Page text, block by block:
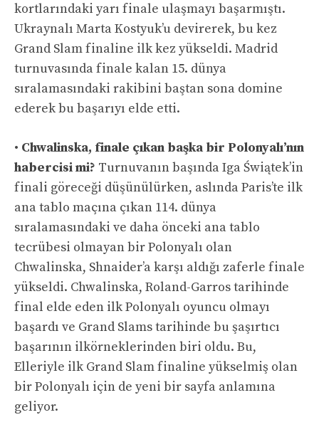
kortlarındaki yarı finale ulaşmayı başarmıştı.
Ukraynalı Marta Kostyuk’u devirerek, bu kez
Grand Slam finaline ilk kez yükseldi. Madrid
turnuvasında finale kalan 15. dünya
sıralamasındaki rakibini baştan sona domine
ederek bu başarıyı elde etti.
• Chwalinska, finale çıkan başka bir Polonyalı’nın
habercisi mi? Turnuvanın başında Iga Świątek’in
finali göreceği düşünülürken, aslında Paris’te ilk
ana tablo maçına çıkan 114. dünya
sıralamasındaki ve daha önceki ana tablo
tecrübesi olmayan bir Polonyalı olan
Chwalinska, Shnaider’a karşı aldığı zaferle finale
yükseldi. Chwalinska, Roland-Garros tarihinde
final elde eden ilk Polonyalı oyuncu olmayı
başardı ve Grand Slams tarihinde bu şaşırtıcı
başarının ilkörneklerinden biri oldu. Bu,
Elleriyle ilk Grand Slam finaline yükselmiş olan
bir Polonyalı için de yeni bir sayfa anlamına
geliyor.